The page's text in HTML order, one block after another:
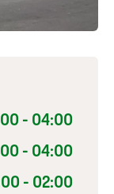
- 04:00
- 04:00
- 02:00